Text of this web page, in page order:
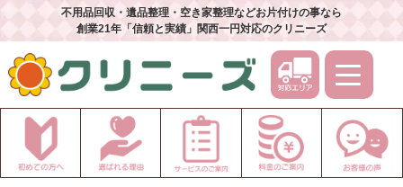
不用品回収・遺品整理・空き家整理などお片付けの事なら
創業21年「信頼と実績」関西一円対応のクリニーズ